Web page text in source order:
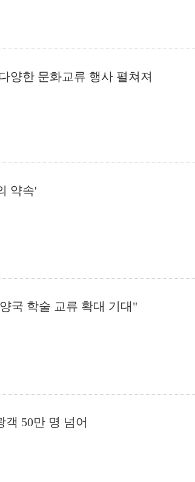
양한 문화교류 행사 펼쳐져
약속'
국 학술 교류 확대 기대"
50만 명 넘어